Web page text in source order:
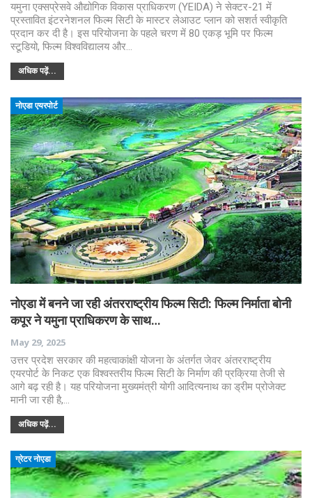
यमुना एक्सप्रेसवे औद्योगिक विकास प्राधिकरण (YEIDA) ने सेक्टर-21 में
प्रस्तावित इंटरनेशनल फिल्म सिटी के मास्टर लेआउट प्लान को सशर्त स्वीकृति
प्रदान कर दी है। इस परियोजना के पहले चरण में 80 एकड़ भूमि पर फिल्म
स्टूडियो, फिल्म विश्वविद्यालय और…
अधिक पढ़ें...
नोएडा एयरपोर्ट
नोएडा में बनने जा रही अंतरराष्ट्रीय फिल्म सिटी: फिल्म निर्माता बोनी
कपूर ने यमुना प्राधिकरण के साथ…
May 29, 2025
उत्तर प्रदेश सरकार की महत्वाकांक्षी योजना के अंतर्गत जेवर अंतरराष्ट्रीय
एयरपोर्ट के निकट एक विश्वस्तरीय फिल्म सिटी के निर्माण की प्रक्रिया तेजी से
आगे बढ़ रही है। यह परियोजना मुख्यमंत्री योगी आदित्यनाथ का ड्रीम प्रोजेक्ट
मानी जा रही है,…
अधिक पढ़ें...
ग्रेटर नोएडा